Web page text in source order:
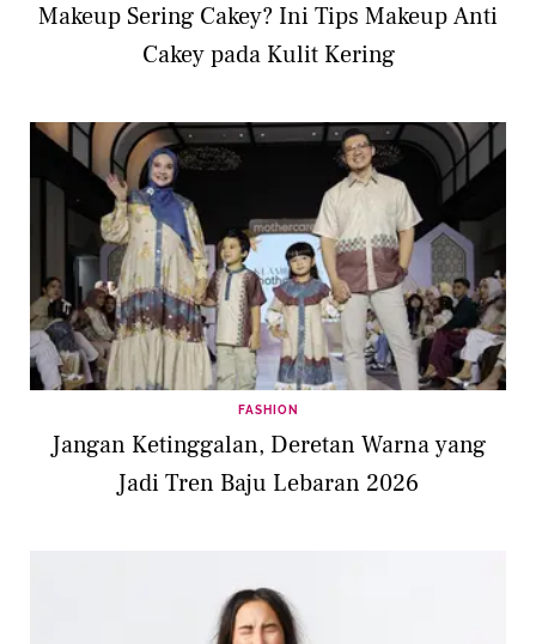
Makeup Sering Cakey? Ini Tips Makeup Anti
Cakey pada Kulit Kering
FASHION
Jangan Ketinggalan, Deretan Warna yang
Jadi Tren Baju Lebaran 2026